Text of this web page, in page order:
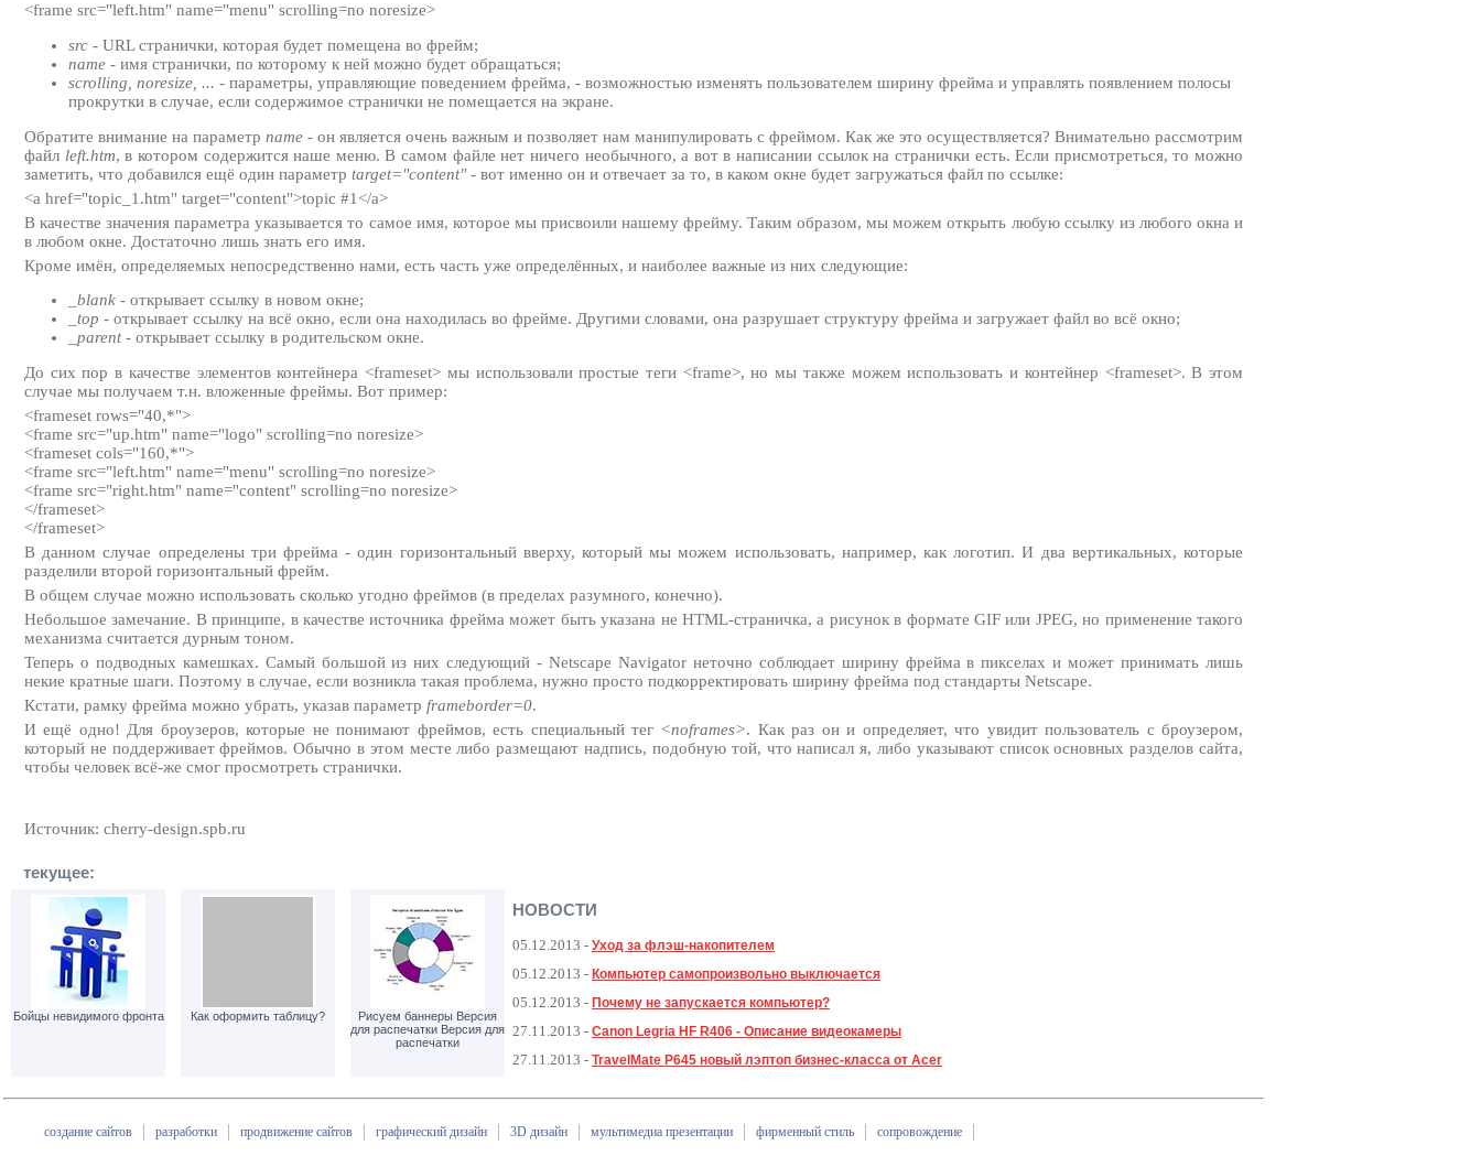
<frame src="left.htm" name="menu" scrolling=no noresize>
src - URL странички, которая будет помещена во фрейм;
name - имя странички, по которому к ней можно будет обращаться;
scrolling, noresize, ... - параметры, управляющие поведением фрейма, - возможностью изменять пользователем ширину фрейма и управлять появлением полосы
прокрутки в случае, если содержимое странички не помещается на экране.
Обратите внимание на параметр name - он является очень важным и позволяет нам манипулировать с фреймом. Как же это осуществляется? Внимательно рассмотрим
файл left.htm, в котором содержится наше меню. В самом файле нет ничего необычного, а вот в написании ссылок на странички есть. Если присмотреться, то можно
заметить, что добавился ещё один параметр target="content"- вот именно он и отвечает за то, в каком окне будет загружаться файл по ссылке:
<a href="topic_1.htm" target="content">topic #1</a>
В качестве значения параметра указывается то самое имя, которое мы присвоили нашему фрейму. Таким образом, мы можем открыть любую ссылку из любого окна и
в любом окне. Достаточно лишь знать его имя.
Кроме имён, определяемых непосредственно нами, есть часть уже определённых, и наиболее важные из них следующие:
_blank - открывает ссылку в новом окне;
_top - открывает ссылку на всё окно, если она находилась во фрейме. Другими словами, она разрушает структуру фрейма и загружает файл во всё окно;
_parent- открывает ссылку в родительском окне.
До сих пор в качестве элементов контейнера <frameset> мы использовали простые теги <frame>, но мы также можем использовать и контейнер <frameset>. В этом
случае мы получаем т.н. вложенные фреймы. Вот пример:
<frameset rows="40,*">
<frame src="up.htm" name="logo" scrolling=no noresize>
<frameset cols="160,*">
<frame src="left.htm" name="menu" scrolling=no noresize>
<frame src="right.htm" name="content" scrolling=no noresize>
</frameset>
</frameset>
В данном случае определены три фрейма - один горизонтальный вверху, который мы можем использовать, например, как логотип. И два вертикальных, которые
разделили второй горизонтальный фрейм.
В общем случае можно использовать сколько угодно фреймов (в пределах разумного, конечно).
Небольшое замечание. В принципе, в качестве источника фрейма может быть указана не HTML-страничка, а рисунок в формате GIF или JPEG, но применение такого
механизма считается дурным тоном.
Теперь о подводных камешках. Самый большой из них следующий - Netscape Navigator неточно соблюдает ширину фрейма в пикселах и может принимать лишь
некие кратные шаги. Поэтому в случае, если возникла такая проблема, нужно просто подкорректировать ширину фрейма под стандарты Netscape.
Кстати, рамку фрейма можно убрать, указав параметр frameborder=0.
И ещё одно! Для броузеров, которые не понимают фреймов, есть специальный тег <noframes>. Как раз он и определяет, что увидит пользователь с броузером,
который не поддерживает фреймов. Обычно в этом месте либо размещают надпись, подобную той, что написал я, либо указывают список основных разделов сайта,
чтобы человек всё-же смог просмотреть странички.
Источник: cherry-design.spb.ru
текущее:
Бойцы невидимого фронта Как оформить таблицу?
Рисуем баннеры Версия
для распечатки Версия для
распечатки
НОВОСТИ
05.12.2013 - Уход за флэш-накопителем
05.12.2013 - Компьютер самопроизвольно выключается
05.12.2013 - Почему не запускается компьютер?
27.11.2013 - Canon Legria HF R406 - Описание видеокамеры
27.11.2013 - TravelMate P645 новый лэптоп бизнес-класса от Acer
создание сайтов разработки продвижение сайтов графический дизайн 3D дизайн мультимедиа презентации фирменный стиль сопровождение